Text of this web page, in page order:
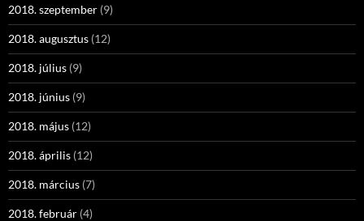
2018. szeptember (9)
2018. augusztus (12)
2018. július (9)
2018. június (9)
2018. május (12)
2018. április (12)
2018. március (7)
2018. február (4)